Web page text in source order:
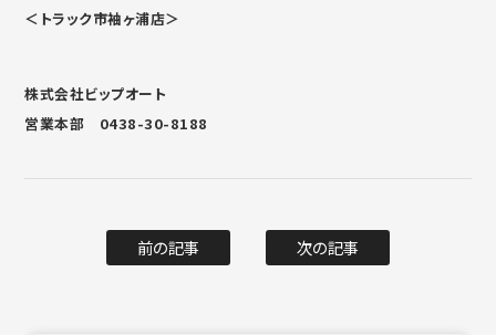
＜トラック市袖ヶ浦店＞
株式会社ビップオート
営業本部 0438-30-8188
前の記事 次の記事